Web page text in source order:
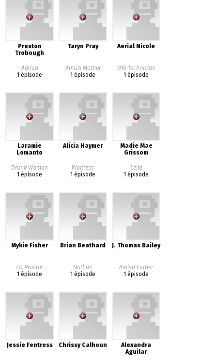
Preston
Trobough
Adrian
1 épisode
Taryn Pray
Amish Mother
1 épisode
Aerial Nicole
MRI Technician
1 épisode
Laramie
Lomanto
Drunk Woman
1 épisode
Alicia Haymer
Waitress
1 épisode
Madie Mae
Grissom
Leila
1 épisode
Mykie Fisher
FD Proctor
1 épisode
Brian Beathard
Nathan
1 épisode
J. Thomas Bailey
Amish Father
1 épisode
Jessie Fentress Chrissy Calhoun
Alexandra
Aguilar